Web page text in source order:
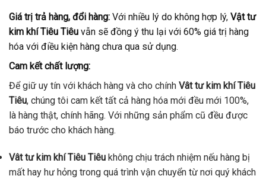
Giá trị trả hàng, đổi hàng: Với nhiều lý do không hợp lý, Vật tư
kim khí Tiêu Tiêu vẫn sẽ đồng ý thu lại với 60% giá trị hàng
hóa với điều kiện hàng chưa qua sử dụng.
Cam kết chất lượng:
Để giữ uy tín với khách hàng và cho chính Vât tư kim khí Tiêu
Tiêu, chúng tôi cam kết tất cả hàng hóa mới đều mới 100%,
là hàng thật, chính hãng. Với những sản phẩm cũ đều được
báo trước cho khách hàng.
Vât tư kim khí Tiêu Tiêu không chịu trách nhiệm nếu hàng bị
mất hay hư hỏng trong quá trình vận chuyển từ nơi quý khách